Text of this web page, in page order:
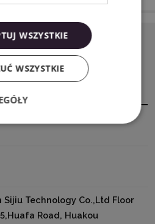
Sijiu Technology Co.,Ltd Floor
Road, Huakou
WSZYSTKIE
WSZYSTKIE